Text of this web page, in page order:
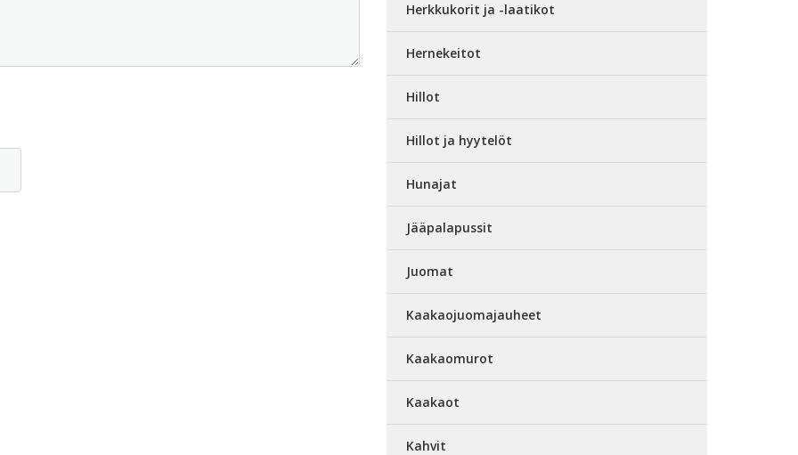
Herkkukorit ja -laatikot
Hernekeitot
Hillot
Hillot ja hyytelöt
Hunajat
Jääpalapussit
Juomat
Kaakaojuomajauheet
Kaakaomurot
Kaakaot
Kahvit